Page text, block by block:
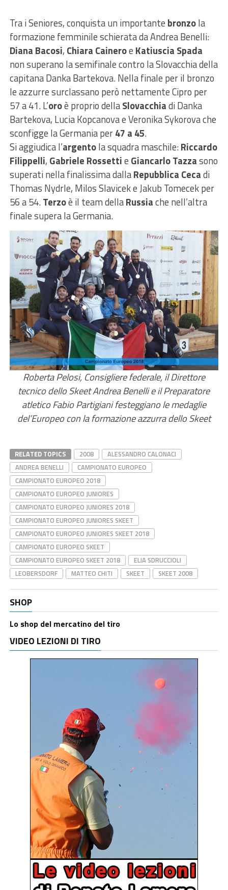
Tra i Seniores, conquista un importante bronzola
formazione femminile schierata da Andrea Benelli:
Diana Bacosi, Chiara Caineroe Katiuscia Spada
non superano la semifinale contro la Slovacchia della
capitana Danka Bartekova. Nella finale per il bronzo
le azzurre surclassano però nettamente Cipro per
57 a 41. L’oroè proprio dellaSlovacchiadi Danka
Bartekova, Lucia Kopcanova e Veronika Sykorova che
sconfigge la Germania per47 a 45.
Si aggiudica l’argentola squadra maschile:Riccardo
Filippelli, Gabriele Rossettie Giancarlo Tazzasono
superati nella finalissima dallaRepubblica Cecadi
Thomas Nydrle, Milos Slavicek e Jakub Tomecek per
56 a 54.Terzoè il team dellaRussiache nell’altra
finale supera la Germania.
Roberta Pelosi, Consigliere federale, il Direttore
tecnico dello Skeet Andrea Benelli e il Preparatore
atletico Fabio Partigiani festeggiano le medaglie
del’Europeo con la formazione azzurra dello Skeet
RELATED TOPICS 2008
ALESSANDRO CALONACI
ANDREA BENELLI
CAMPIONATO EUROPEO
CAMPIONATO EUROPEO 2018
CAMPIONATO EUROPEO JUNIORES
CAMPIONATO EUROPEO JUNIORES 2018
CAMPIONATO EUROPEO JUNIORES SKEET
CAMPIONATO EUROPEO JUNIORES SKEET 2018
CAMPIONATO EUROPEO SKEET
CAMPIONATO EUROPEO SKEET 2018
ELIA SDRUCCIOLI
LEOBERSDORF
MATTEO CHITI SKEET SKEET 2008
SHOP
Lo shop del mercatino del tiro
VIDEO LEZIONI DI TIRO